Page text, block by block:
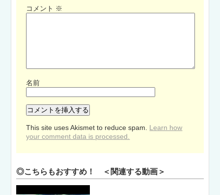
コメント ※
名前
This site uses Akismet to reduce spam. Learn how
your comment data is processed.
◎こちらもおすすめ！ ＜関連する動画＞